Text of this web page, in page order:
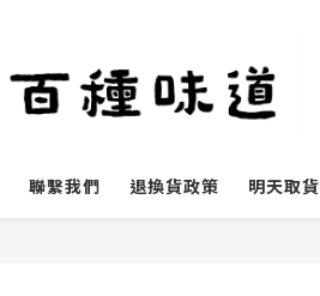
聯繫我們 退換貨政策 明天取貨